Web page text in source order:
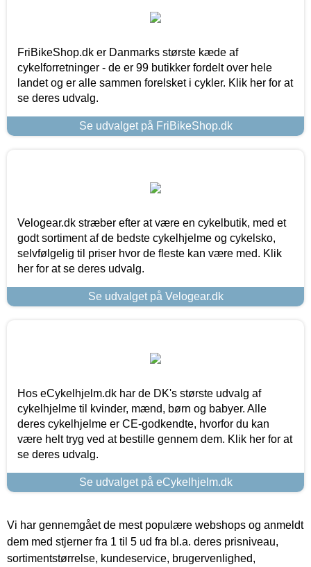
FriBikeShop.dk er Danmarks største kæde af
cykelforretninger - de er 99 butikker fordelt over hele
landet og er alle sammen forelsket i cykler. Klik her for at
se deres udvalg.
Se udvalget på FriBikeShop.dk
Velogear.dk stræber efter at være en cykelbutik, med et
godt sortiment af de bedste cykelhjelme og cykelsko,
selvfølgelig til priser hvor de fleste kan være med. Klik
her for at se deres udvalg.
Se udvalget på Velogear.dk
Hos eCykelhjelm.dk har de DK's største udvalg af
cykelhjelme til kvinder, mænd, børn og babyer. Alle
deres cykelhjelme er CE-godkendte, hvorfor du kan
være helt tryg ved at bestille gennem dem. Klik her for at
se deres udvalg.
Se udvalget på eCykelhjelm.dk
Vi har gennemgået de mest populære webshops og anmeldt
dem med stjerner fra 1 til 5 ud fra bl.a. deres prisniveau,
sortimentstørrelse, kundeservice, brugervenlighed,